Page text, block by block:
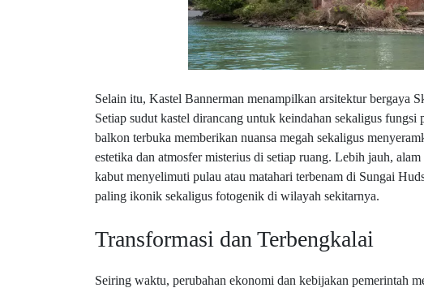
Selain itu, Kastel Bannerman menampilkan arsitektur bergaya
Setiap sudut kastel dirancang untuk keindahan sekaligus fungsi
balkon terbuka memberikan nuansa megah sekaligus
estetika dan atmosfer misterius di setiap ruang. Lebih jauh,
kabut menyelimuti pulau atau matahari terbenam di Sungai
paling ikonik sekaligus fotogenik di wilayah sekitarnya.
Transformasi dan Terbengkalai
Seiring waktu, perubahan ekonomi dan kebijakan pemerintah